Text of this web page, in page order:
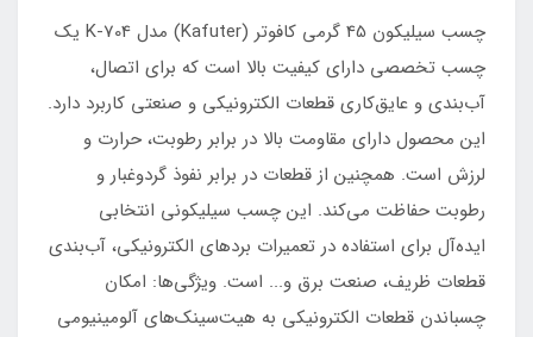
چسب سیلیکون 45 گرمی کافوتر (Kafuter) مدل K-704 یک
چسب تخصصی دارای کیفیت بالا است که برای اتصال،
آب‌بندی و عایق‌کاری قطعات الکترونیکی و صنعتی کاربرد دارد.
این محصول دارای مقاومت بالا در برابر رطوبت، حرارت و
لرزش است. همچنین از قطعات در برابر نفوذ گردوغبار و
رطوبت حفاظت می‌کند. این چسب سیلیکونی انتخابی
ایده‌آل برای استفاده در تعمیرات بردهای الکترونیکی، آب‌بندی
قطعات ظریف، صنعت برق و... است. ویژگی‌ها: امکان
چسباندن قطعات الکترونیکی به هیت‌سینک‌های آلومینیومی